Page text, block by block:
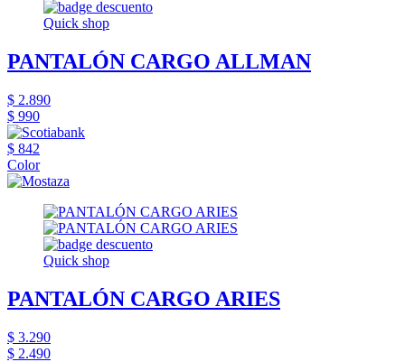
Quick shop
PANTALÓN CARGO ALLMAN
$ 2.890
$ 990
$ 842
Color
Quick shop
PANTALÓN CARGO ARIES
$ 3.290
$ 2.490